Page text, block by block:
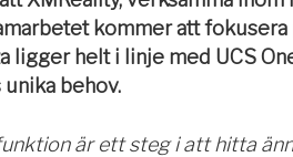
kommer att
ligger helt i linje med UCS
behov.
är ett steg i att hitta